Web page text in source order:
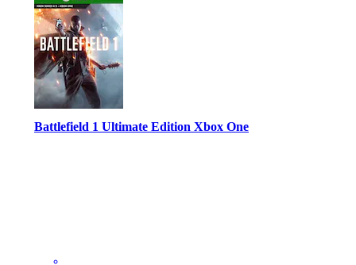
Battlefield 1 Ultimate Edition Xbox One